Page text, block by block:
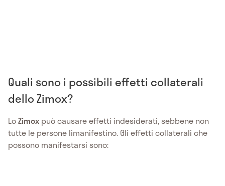
Quali sono i possibili effetti collaterali
dello Zimox?
LoZimox può causare effetti indesiderati, sebbene non
tutte le persone limanifestino. Gli effetti collaterali che
possono manifestarsi sono: